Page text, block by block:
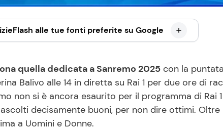
alle tue fonti preferite su Google
quella dedicata a Sanremo 2025 con la
Balivo alle 14 in diretta su Rai 1 per due ore di
non si è ancora esaurito per il programma di Rai
decisamente buoni, per non dire ottimi. Oltre
a Uomini e Donne.